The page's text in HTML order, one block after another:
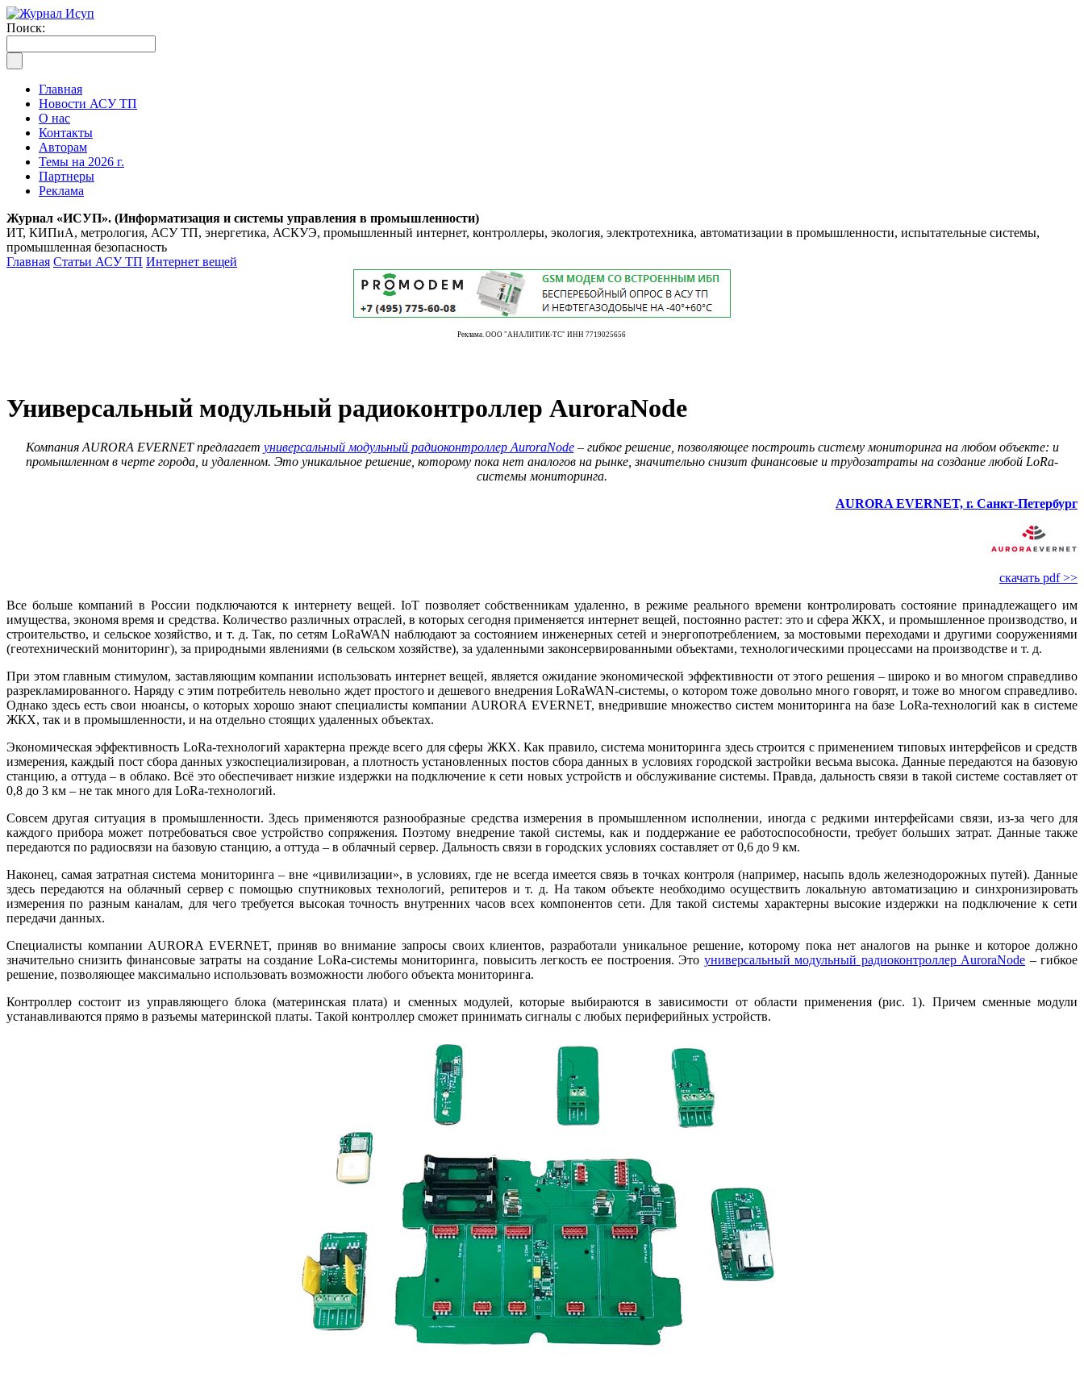
Поиск:
Главная
Новости АСУ ТП
О нас
Контакты
Авторам
Темы на 2026 г.
Партнеры
Реклама
Журнал «ИСУП». (Информатизация и системы управления в промышленности)
ИТ, КИПиА, метрология, АСУ ТП, энергетика, АСКУЭ, промышленный интернет, контроллеры, экология, электротехника, автоматизации в промышленности, испытательные системы,
промышленная безопасность
Главная Статьи АСУ ТП Интернет вещей
Реклама. ООО "АНАЛИТИК-ТС" ИНН 7719025656
Универсальный модульный радиоконтроллер AuroraNode
Компания AURORA EVERNET предлагает универсальный модульный радиоконтроллер AuroraNode– гибкое решение, позволяющее построить систему мониторинга на любом объекте: и
промышленном в черте города, и удаленном. Это уникальное решение, которому пока нет аналогов на рынке, значительно снизит финансовые и трудозатраты на создание любой LoRa-
системы мониторинга.
AURORA EVERNET, г. Санкт-Петербург
скачать pdf >>
Все больше компаний в России подключаются к интернету вещей. IoT позволяет собственникам удаленно, в режиме реального времени контролировать состояние принадлежащего им
имущества, экономя время и средства. Количество различных отраслей, в которых сегодня применяется интернет вещей, постоянно растет: это и сфера ЖКХ, и промышленное производство, и
строительство, и сельское хозяйство, и т. д. Так, по сетям LoRaWAN наблюдают за состоянием инженерных сетей и энергопотреблением, за мостовыми переходами и другими сооружениями
(геотехнический мониторинг), за природными явлениями (в сельском хозяйстве), за удаленными законсервированными объектами, технологическими процессами на производстве и т. д.
При этом главным стимулом, заставляющим компании использовать интернет вещей, является ожидание экономической эффективности от этого решения – широко и во многом справедливо
разрекламированного. Наряду с этим потребитель невольно ждет простого и дешевого внедрения LoRaWAN-системы, о котором то­же довольно много говорят, и то­же во многом справедливо.
Однако здесь есть свои нюансы, о которых хорошо знают специалисты компании AURORA EVERNET, внедрившие множество систем мониторинга на ба­зе LoRa-технологий как в системе
ЖКХ, так и в промышленности, и на отдельно стоящих удаленных объектах.
Экономическая эффективность LoRa-технологий характерна прежде всего для сферы ЖКХ. Как правило, система мониторинга здесь строится с применением типовых интерфейсов и средств
измерения, каждый пост сбора данных узкоспециализирован, а плотность установленных постов сбора данных в условиях городской застройки весьма высока. Данные передаются на базовую
станцию, а оттуда – в облако. Всё это обеспечивает низкие издержки на подключение к се­ти новых устройств и обслуживание системы. Правда, дальность связи в такой системе составляет от
0,8 до 3 км – не так много для LoRa-технологий.
Совсем другая ситуация в промышленности. Здесь применяются разнообразные средства измерения в промышленном исполнении, иногда с редкими интерфейсами связи, из-за че­го для
каждого прибора может потребоваться свое устройство сопряжения. Поэтому внедрение такой системы, как и поддержание ее работоспособности, требует больших затрат. Данные также
передаются по радиосвязи на базовую станцию, а оттуда – в облачный сервер. Дальность связи в городских условиях составляет от 0,6 до 9 км.
Наконец, самая затратная система мониторинга – вне «цивилизации», в условиях, где не всегда имеется связь в точках контроля (например, насыпь вдоль железнодорожных путей). Данные
здесь передаются на облачный сервер с помощью спутниковых технологий, репитеров и т. д. На таком объекте необходимо осуществить локальную автоматизацию и синхронизировать
измерения по разным каналам, для че­го требуется высокая точность внутренних часов всех компонентов се­ти. Для такой системы характерны высокие издержки на подключение к сети
передачи данных.
Специалисты компании AURORA EVERNET, приняв во внимание запросы своих клиентов, разработали уникальное решение, которому по­ка нет аналогов на рынке и которое должно
значительно снизить финансовые затраты на создание LoRa-системы мониторинга, повысить легкость ее построения. Это универсальный модульный радиоконтроллер AuroraNode – гибкое
решение, позволяющее максимально использовать возможности любого объекта мониторинга.
Контроллер состоит из управляющего блока (материнская плата) и сменных модулей, которые выбираются в зависимости от области применения (рис. 1). Причем сменные модули
устанавливаются прямо в разъемы материнской платы. Такой контроллер сможет принимать сигналы с любых периферийных устройств.